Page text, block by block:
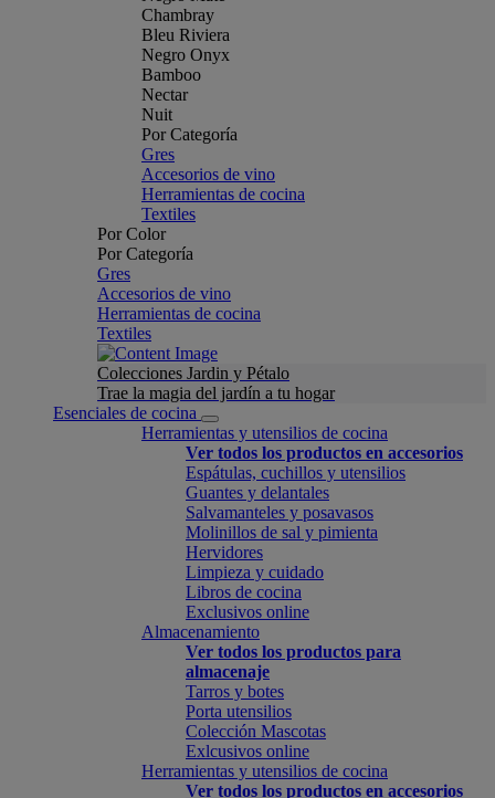
Chambray
Bleu Riviera
Negro Onyx
Bamboo
Nectar
Nuit
Por Categoría
Gres
Accesorios de vino
Herramientas de cocina
Textiles
Por Color
Por Categoría
Gres
Accesorios de vino
Herramientas de cocina
Textiles
Colecciones Jardin y Pétalo
Trae la magia del jardín a tu hogar
Esenciales de cocina
Herramientas y utensilios de cocina
Ver todos los productos en accesorios
Espátulas, cuchillos y utensilios
Guantes y delantales
Salvamanteles y posavasos
Molinillos de sal y pimienta
Hervidores
Limpieza y cuidado
Libros de cocina
Exclusivos online
Almacenamiento
Ver todos los productos para
almacenaje
Tarros y botes
Porta utensilios
Colección Mascotas
Exlcusivos online
Herramientas y utensilios de cocina
Ver todos los productos en accesorios